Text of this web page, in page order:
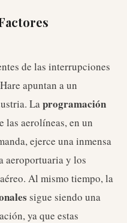
de las interrupciones
apuntan a un
Laprogramación
las aerolíneas, en un
ejerce una inmensa
aeroportuaria y los
Al mismo tiempo, la
sigue siendo una
ya que estas